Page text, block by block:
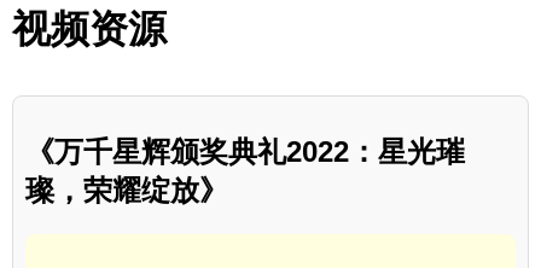
视频资源
《万千星辉颁奖典礼2022：星光璀
璨，荣耀绽放》